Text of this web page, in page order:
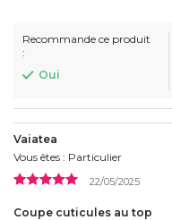
Recommande ce produit
:
Oui
Vaiatea
Vous êtes : Particulier
22/05/2025
Coupe cuticules au top